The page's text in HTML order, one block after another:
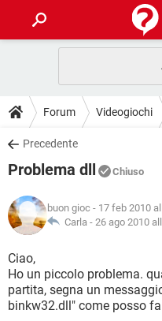
INTRATTENIMENTO
iOS
INSTAGRAM
TIKTOK
HARDWARE
GUIDE
COVID-19
INSTAGRAM
TIKTOK
HARDWARE
DOWNLOAD
COVID-19
INTRATTENIMENTO
iOS
INSTAGRAM
TIKTOK
HARDWARE
COVID-19
INTRATTENIMENTO
iOS
INSTAGRAM
GLOSSARIO
COVID-19
INTRATTENIMENTO
iOS
Forum Videogiochi
Precedente
Problema dll Chiuso
buon gioc - 17 feb 2010
Carla - 26 ago 2010
Ciao,
Ho un piccolo problema.
partita, segna un
binkw32.dll" come posso